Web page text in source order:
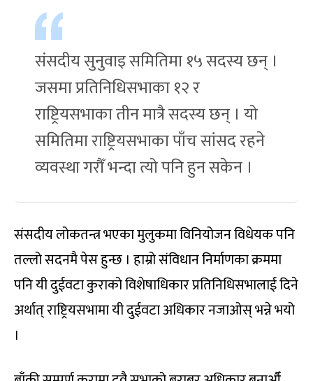
संसदीय सुनुवाइ समितिमा १५ सदस्य छन् ।
जसमा प्रतिनिधिसभाका १२ र
राष्ट्रियसभाका तीन मात्रै सदस्य छन् । यो
समितिमा राष्ट्रियसभाका पाँच सांसद रहने
व्यवस्था गरौँ भन्दा त्यो पनि हुन सकेन ।
संसदीय लोकतन्त्र भएका मुलुकमा विनियोजन विधेयक पनि
तल्लो सदनमै पेस हुन्छ । हाम्रो संविधान निर्माणका क्रममा
पनि यी दुईवटा कुराको विशेषाधिकार प्रतिनिधिसभालाई दिने
अर्थात् राष्ट्रियसभामा यी दुईवटा अधिकार नजाओस् भन्ने भयो
।